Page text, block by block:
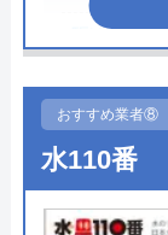
水道修理
運営会社
●駆けつけ時
●受付時間
●定休日
●出張見積もり
●支払い方法
おすすめ業者⑧
水110番